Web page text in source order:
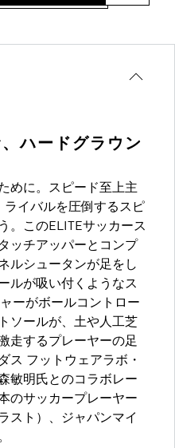
ハードグラウン
めに。スピード至上主
ライバルを圧倒するスピ
。このELITEサッカース
ッチアッパーとコンプ
ルシュータンが足をし
ルが吸い付くようなス
ーがボールコントロー
ソールが、土や人工芝
走するプレーヤーの足
ス フットウェアラボ・
敏明氏とのコラボレー
のサッカープレーヤー
スト）、ジャパンマイ